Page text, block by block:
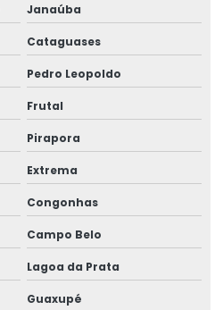
Janaúba
Cataguases
Pedro Leopoldo
Frutal
Pirapora
Extrema
Congonhas
Campo Belo
Lagoa da Prata
Guaxupé